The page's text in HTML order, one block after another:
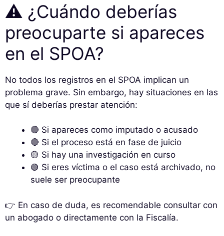
⚠️ ¿Cuándo deberías
preocuparte si apareces
en el SPOA?
No todos los registros en el SPOA implican un
problema grave. Sin embargo, hay situaciones en las
que sí deberías prestar atención:
🔴 Si apareces como imputado o acusado
🔴 Si el proceso está en fase de juicio
🟡 Si hay una investigación en curso
🟢 Si eres víctima o el caso está archivado, no
suele ser preocupante
👉 En caso de duda, es recomendable consultar con
un abogado o directamente con la Fiscalía.